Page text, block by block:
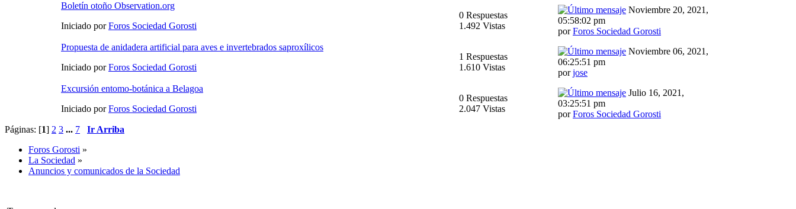
Boletín otoño Observation.org
Iniciado porForos Sociedad Gorosti
0 Respuestas
1.492 Vistas
Noviembre 20, 2021,
05:58:02 pm
porForos Sociedad Gorosti
Propuesta de anidadera artificial para aves e invertebrados saproxílicos
Iniciado porForos Sociedad Gorosti
1 Respuestas
1.610 Vistas
Noviembre 06, 2021,
06:25:51 pm
porjose
Excursión entomo-botánica a Belagoa
Iniciado porForos Sociedad Gorosti
0 Respuestas
2.047 Vistas
Julio 16, 2021,
03:25:51 pm
porForos Sociedad Gorosti
Páginas: [1] 2 3 ... 7
Ir Arriba
Foros Gorosti »
La Sociedad »
Anuncios y comunicados de la Sociedad